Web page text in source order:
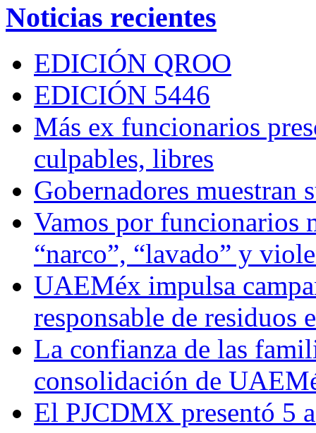
Noticias recientes
EDICIÓN QROO
EDICIÓN 5446
Más ex funcionarios
culpables, libres
Gobernadores muestran
Vamos por funcionarios
“narco”, “lavado” y
UAEMéx impulsa
responsable de residuos
La confianza de las
consolidación de
El PJCDMX presentó 5